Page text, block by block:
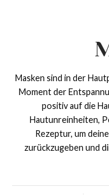
Masken sind in der
Moment der
positiv auf die
Hautunreinheiten,
Rezeptur, um
zurückzugeben und
bis fettige Haut